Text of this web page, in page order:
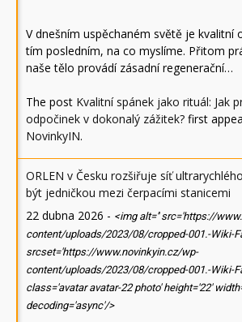
V dnešním uspěchaném světě je kvalitní
tím posledním, na co myslíme. Přitom
naše tělo provádí zásadní regenerační…
The post Kvalitní spánek jako rituál: Jak
odpočinek v dokonalý zážitek? first
NovinkyIN.
ORLEN v Česku rozšiřuje síť
být jedničkou mezi čerpacími stanicemi
22 dubna 2026 - <img alt='' src='https://
content/uploads/2023/08/cropped-001.-Wiki-
srcset='https://www.novinkyin.cz/wp-
content/uploads/2023/08/cropped-001.-Wiki-
class='avatar avatar-22 photo' height='22'
decoding='async'/>